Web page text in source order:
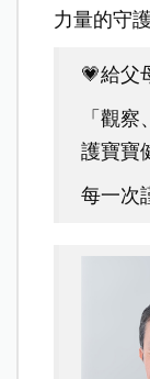
力量的守護
💗給父
「觀
護寶寶
每一次